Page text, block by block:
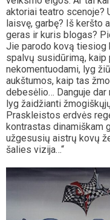
aktoriai teatro scenoje?
laisvę, garbę? Iš keršto
geras ir kuris blogas?
Jie parodo kovą tiesiog
spalvų susidūrimą, kaip
nekomentuodami, lyg
aukštumos, kaip tas
debesėlio… Danguje
lyg žaidžianti
Praskleistos erdvės
kontrastas dinamiškam
užgesusių aistrų kovų
šalies vizija…“